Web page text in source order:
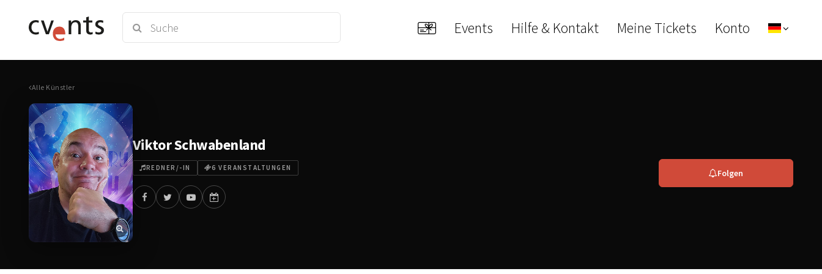
Events Hilfe & Kontakt Meine Tickets Konto
Alle Künstler
Viktor Schwabenland
REDNER/-IN 6 VERANSTALTUNGEN Folgen